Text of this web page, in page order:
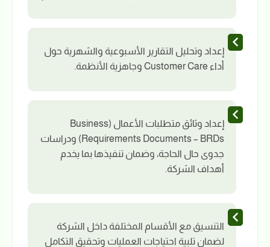
إعداد وتحليل التقارير الأسبوعية والشهرية حول
أداء Customer Care وجاهزية الأنظمة.
إعداد وثائق متطلبات الأعمال (Business
Requirements Documents – BRDs) ودراسات
جدوى حال الحاجة، وضمان تنفيذها بما يخدم
أهداف الشركة.
التنسيق مع الأقسام المختلفة داخل الشركة
لضمان تلبية احتياجات العمليات وتحقيق التكامل